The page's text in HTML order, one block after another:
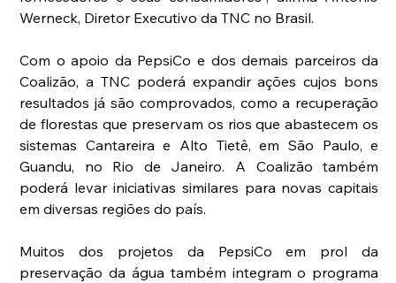
Werneck, Diretor Executivo da TNC no Brasil.
Com o apoio da PepsiCo e dos demais parceiros da
Coalizão, a TNC poderá expandir ações cujos bons
resultados já são comprovados, como a recuperação
de florestas que preservam os rios que abastecem os
sistemas Cantareira e Alto Tietê, em São Paulo, e
Guandu, no Rio de Janeiro. A Coalizão também
poderá levar iniciativas similares para novas capitais
em diversas regiões do país.
Muitos dos projetos da PepsiCo em prol da
preservação da água também integram o programa